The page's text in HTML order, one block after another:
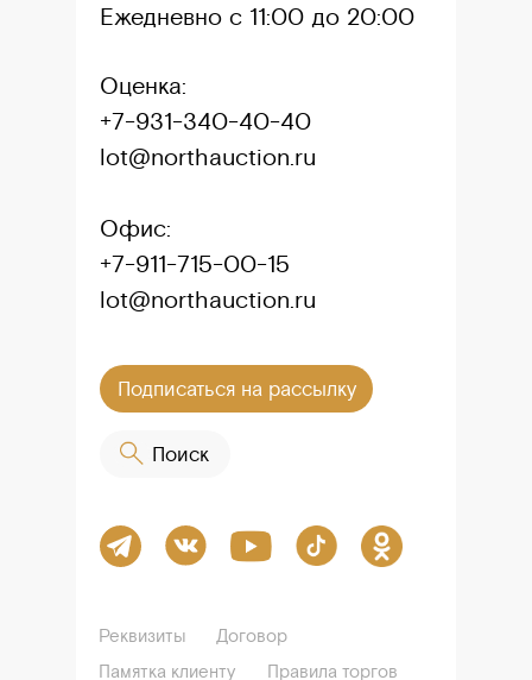
Ежедневно с 11:00 до 20:00
Оценка:
+7-931-340-40-40
lot@northauction.ru
Офис:
+7-911-715-00-15
lot@northauction.ru
Подписаться на рассылку
Реквизиты
Правила торгов
Договор
Памятка клиенту
оо Поиск